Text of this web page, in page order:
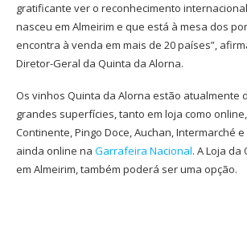
gratificante ver o reconhecimento
nasceu em Almeirim e que está à mesa dos
encontra à venda em mais de 20 países”,
Diretor-Geral da Quinta da Alorna.
Os vinhos Quinta da Alorna estão atualmente
grandes superfícies, tanto em loja como
Continente, Pingo Doce, Auchan, Intermarché e
ainda online na Garrafeira Nacional. A Loja
em Almeirim, também poderá ser uma opção.